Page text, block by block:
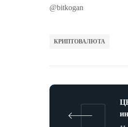
@bitkogan
КРИПТОВАЛЮТА